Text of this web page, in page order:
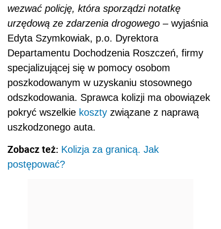
wezwać policję, która sporządzi notatkę
urzędową ze zdarzenia drogowego – wyjaśnia
Edyta Szymkowiak, p.o. Dyrektora
Departamentu Dochodzenia Roszczeń, firmy
specjalizującej się w pomocy osobom
poszkodowanym w uzyskaniu stosownego
odszkodowania. Sprawca kolizji ma obowiązek
pokryć wszelkie koszty związane z naprawą
uszkodzonego auta.
Zobacz też: Kolizja za granicą. Jak
postępować?